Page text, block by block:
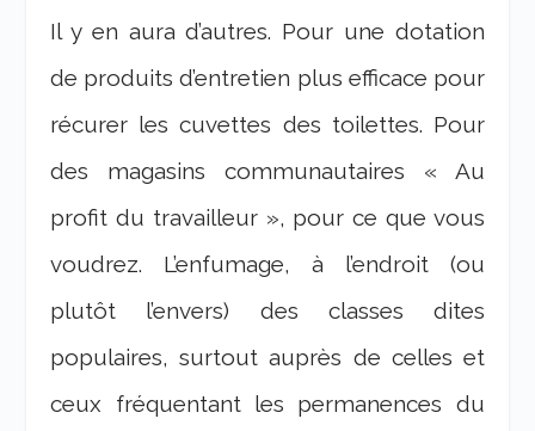
Il y en aura d’autres. Pour une dotation
de produits d’entretien plus efficace pour
récurer les cuvettes des toilettes. Pour
des magasins communautaires « Au
profit du travailleur », pour ce que vous
voudrez. L’enfumage, à l’endroit (ou
plutôt l’envers) des classes dites
populaires, surtout auprès de celles et
ceux fréquentant les permanences du